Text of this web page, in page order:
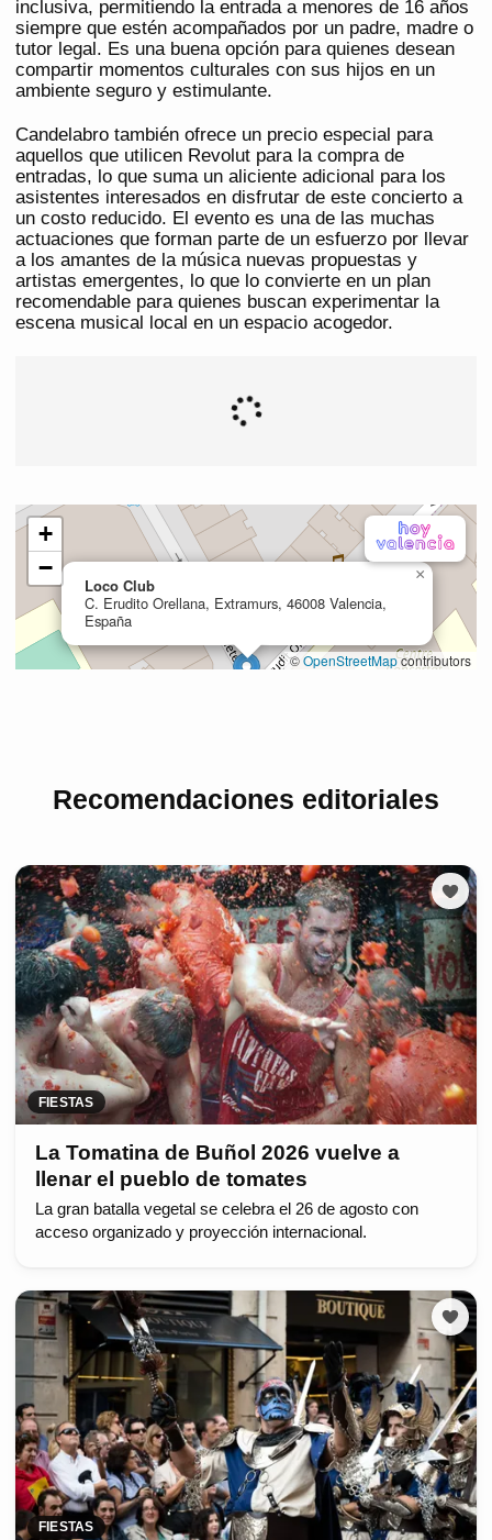
inclusiva, permitiendo la entrada a menores de 16 años
siempre que estén acompañados por un padre, madre o
tutor legal. Es una buena opción para quienes desean
compartir momentos culturales con sus hijos en un
ambiente seguro y estimulante.
Candelabro también ofrece un precio especial para
aquellos que utilicen Revolut para la compra de
entradas, lo que suma un aliciente adicional para los
asistentes interesados en disfrutar de este concierto a
un costo reducido. El evento es una de las muchas
actuaciones que forman parte de un esfuerzo por llevar
a los amantes de la música nuevas propuestas y
artistas emergentes, lo que lo convierte en un plan
recomendable para quienes buscan experimentar la
escena musical local en un espacio acogedor.
Recomendaciones editoriales
FIESTAS
La Tomatina de Buñol 2026 vuelve a
llenar el pueblo de tomates
La gran batalla vegetal se celebra el 26 de agosto con
acceso organizado y proyección internacional.
FIESTAS